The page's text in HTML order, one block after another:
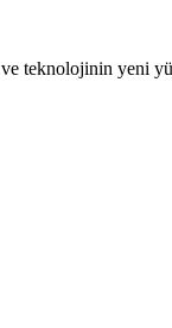
teknolojinin yeni